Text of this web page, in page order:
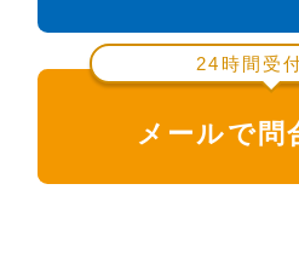
24時間受
メールで